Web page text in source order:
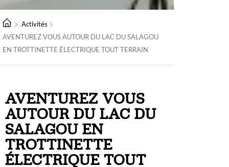
Activités
AVENTUREZ VOUS AUTOUR DU LAC DU SALAGOU
EN TROTTINETTE ÉLECTRIQUE TOUT TERRAIN
AVENTUREZ VOUS
AUTOUR DU LAC DU
SALAGOU EN
TROTTINETTE
ÉLECTRIQUE TOUT